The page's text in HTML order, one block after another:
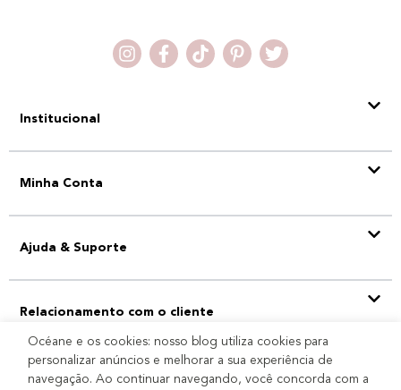
Institucional
Minha Conta
Ajuda & Suporte
Relacionamento com o cliente
Selo
Océane e os cookies: nosso blog utiliza cookies para
personalizar anúncios e melhorar a sua experiência de
navegação. Ao continuar navegando, você concorda com a